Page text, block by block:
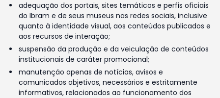
adequação dos portais, sites temáticos e perfis oficiais
do Ibram e de seus museus nas redes sociais, inclusive
quanto à identidade visual, aos conteúdos publicados e
aos recursos de interação;
suspensão da produção e da veiculação de conteúdos
institucionais de caráter promocional;
manutenção apenas de notícias, avisos e
comunicados objetivos, necessários e estritamente
informativos, relacionados ao funcionamento dos